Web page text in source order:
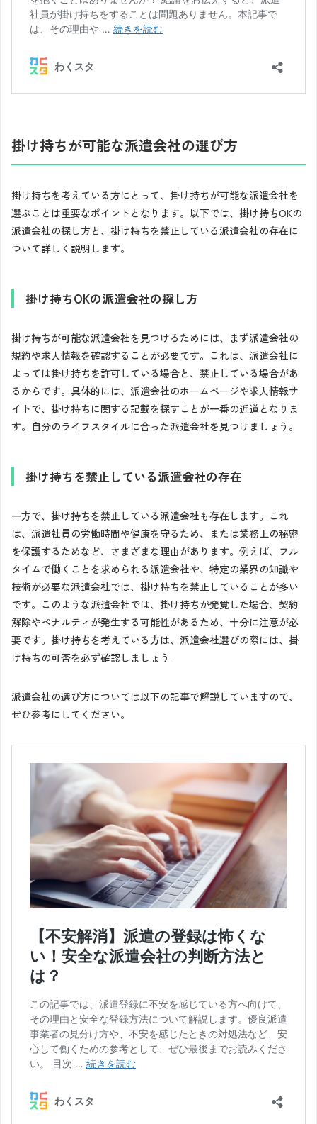
掛け持ちが可能な派遣会社の選び方
掛け持ちを考えている方にとって、掛け持ちが可能な派遣会社を
選ぶことは重要なポイントとなります。以下では、掛け持ちOKの
派遣会社の探し方と、掛け持ちを禁止している派遣会社の存在に
ついて詳しく説明します。
掛け持ちOKの派遣会社の探し方
掛け持ちが可能な派遣会社を見つけるためには、まず派遣会社の
規約や求人情報を確認することが必要です。これは、派遣会社に
よっては掛け持ちを許可している場合と、禁止している場合があ
るからです。具体的には、派遣会社のホームページや求人情報サ
イトで、掛け持ちに関する記載を探すことが一番の近道となりま
す。自分のライフスタイルに合った派遣会社を見つけましょう。
掛け持ちを禁止している派遣会社の存在
一方で、掛け持ちを禁止している派遣会社も存在します。これ
は、派遣社員の労働時間や健康を守るため、または業務上の秘密
を保護するためなど、さまざまな理由があります。例えば、フル
タイムで働くことを求められる派遣会社や、特定の業界の知識や
技術が必要な派遣会社では、掛け持ちを禁止していることが多い
です。このような派遣会社では、掛け持ちが発覚した場合、契約
解除やペナルティが発生する可能性があるため、十分に注意が必
要です。掛け持ちを考えている方は、派遣会社選びの際には、掛
け持ちの可否を必ず確認しましょう。
派遣会社の選び方については以下の記事で解説していますので、
ぜひ参考にしてください。